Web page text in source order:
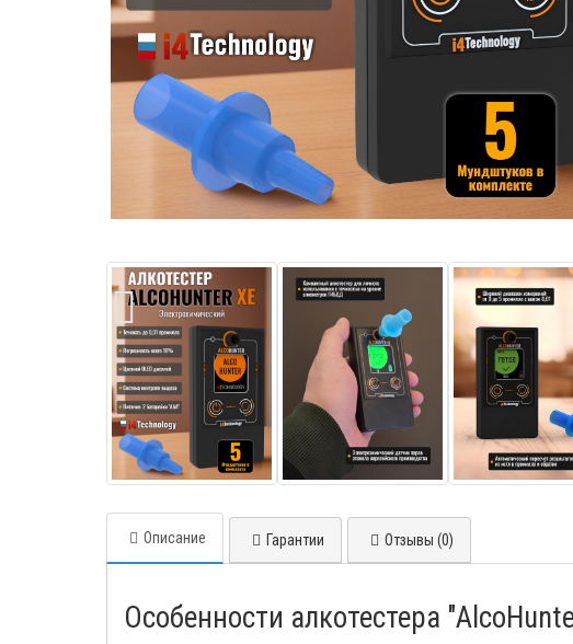
Описание Гарантии Отзывы (0)
Особенности алкотестера